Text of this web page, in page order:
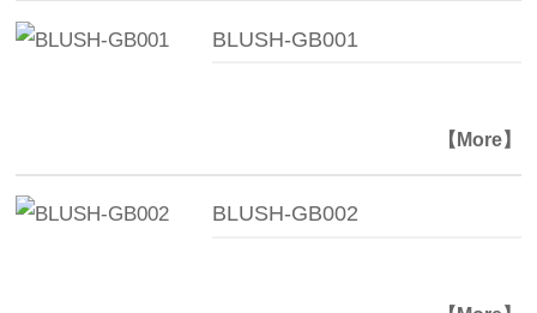
BLUSH-GB001
【More】
BLUSH-GB002